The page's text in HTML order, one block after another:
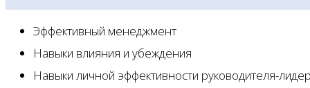
Эффективный менеджмент
Навыки влияния и убеждения
Навыки личной эффективности руководителя-